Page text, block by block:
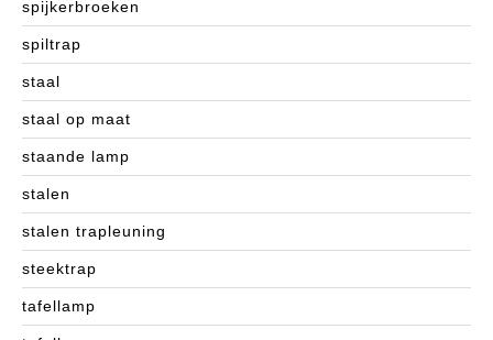
spijkerbroeken
spiltrap
staal
staal op maat
staande lamp
stalen
stalen trapleuning
steektrap
tafellamp